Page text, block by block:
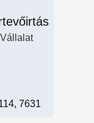
Vállalat
7631